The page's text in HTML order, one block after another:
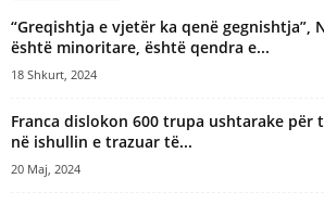
“Greqishtja e vjetër ka qenë gegnishtja”,
është minoritare, është qendra e...
18 Shkurt, 2024
Franca dislokon 600 trupa ushtarake për
në ishullin e trazuar të...
20 Maj, 2024